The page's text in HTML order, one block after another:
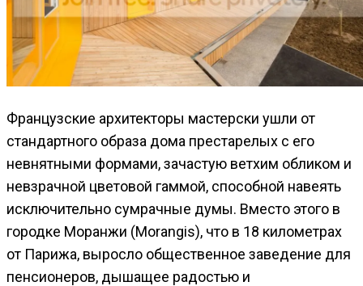
Французские архитекторы мастерски ушли от
стандартного образа дома престарелых с его
невнятными формами, зачастую ветхим обликом и
невзрачной цветовой гаммой, способной навеять
исключительно сумрачные думы. Вместо этого в
городке Моранжи (Morangis), что в 18 километрах
от Парижа, выросло общественное заведение для
пенсионеров, дышащее радостью и